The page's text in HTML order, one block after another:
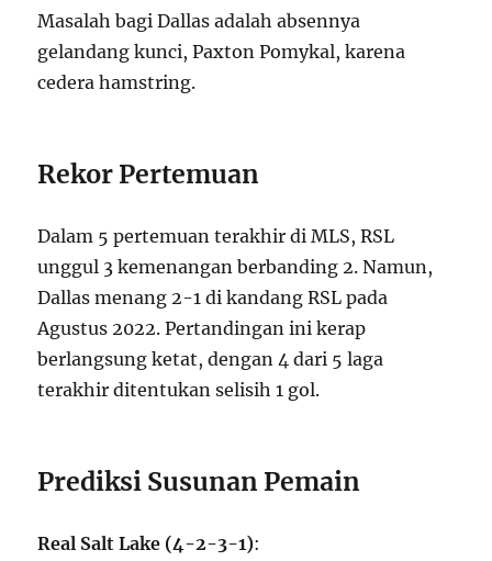
Masalah bagi Dallas adalah absennya
gelandang kunci, Paxton Pomykal, karena
cedera hamstring.
Rekor Pertemuan
Dalam 5 pertemuan terakhir di MLS, RSL
unggul 3 kemenangan berbanding 2. Namun,
Dallas menang 2-1 di kandang RSL pada
Agustus 2022. Pertandingan ini kerap
berlangsung ketat, dengan 4 dari 5 laga
terakhir ditentukan selisih 1 gol.
Prediksi Susunan Pemain
Real Salt Lake (4-2-3-1):